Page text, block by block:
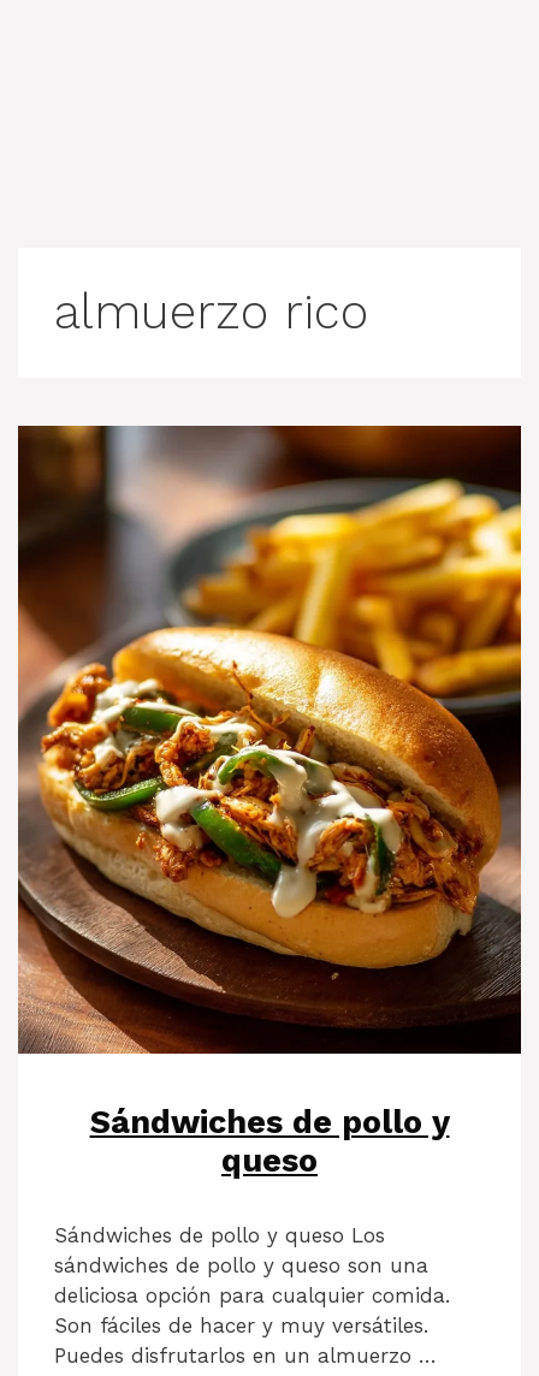
almuerzo rico
Sándwiches de pollo y
queso
Sándwiches de pollo y queso Los
sándwiches de pollo y queso son una
deliciosa opción para cualquier comida.
Son fáciles de hacer y muy versátiles.
Puedes disfrutarlos en un almuerzo …